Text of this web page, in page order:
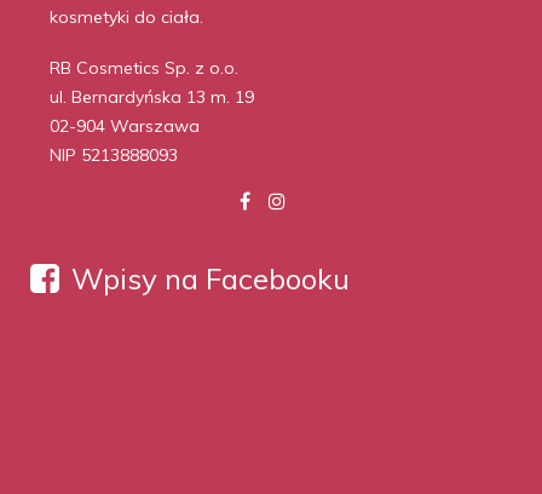
kosmetyki do ciała.
RB Cosmetics Sp. z o.o.
ul. Bernardyńska 13 m. 19
02-904 Warszawa
NIP 5213888093
Wpisy na Facebooku